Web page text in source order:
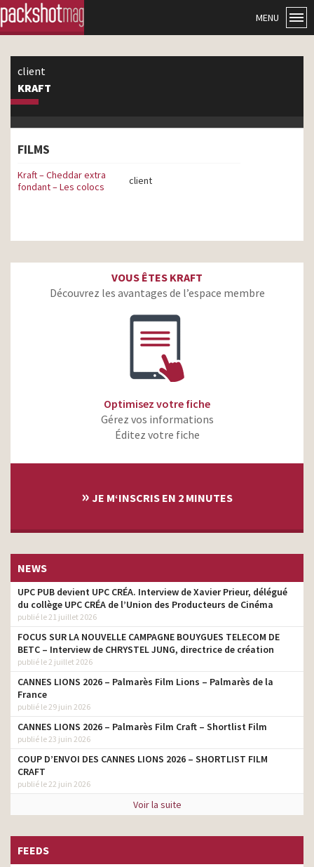
MENU
client
KRAFT
FILMS
Kraft – Cheddar extra
fondant – Les colocs
client
VOUS ÊTES KRAFT
Découvrez les avantages de l’espace membre
Optimisez votre fiche
Gérez vos informations
Éditez votre fiche
» JE M‘INSCRIS EN 2 MINUTES
NEWS
UPC PUB devient UPC CRÉA. Interview de Xavier Prieur, délégué
du collège UPC CRÉA de l’Union des Producteurs de Cinéma
publié le 21 juillet 2026
FOCUS SUR LA NOUVELLE CAMPAGNE BOUYGUES TELECOM DE
BETC – Interview de CHRYSTEL JUNG, directrice de création
publié le 2 juillet 2026
CANNES LIONS 2026 – Palmarès Film Lions – Palmarès de la
France
publié le 29 juin 2026
CANNES LIONS 2026 – Palmarès Film Craft – Shortlist Film
publié le 23 juin 2026
COUP D’ENVOI DES CANNES LIONS 2026 – SHORTLIST FILM
CRAFT
publié le 22 juin 2026
Voir la suite
FEEDS